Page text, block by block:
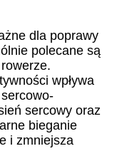
dla poprawy
polecane są
wpływa
sercowy oraz
bieganie
i zmniejsza